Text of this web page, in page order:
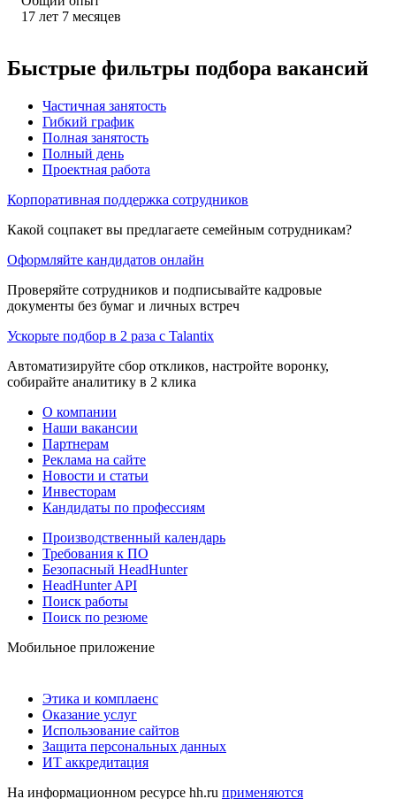
17 лет 7 месяцев
Быстрые фильтры подбора вакансий
Частичная занятость
Гибкий график
Полная занятость
Полный день
Проектная работа
Корпоративная поддержка сотрудников
Какой соцпакет вы предлагаете семейным сотрудникам?
Оформляйте кандидатов онлайн
Проверяйте сотрудников и подписывайте кадровые
документы без бумаг и личных встреч
Ускорьте подбор в 2 раза с Talantix
Автоматизируйте сбор откликов, настройте воронку,
собирайте аналитику в 2 клика
О компании
Наши вакансии
Партнерам
Реклама на сайте
Новости и статьи
Инвесторам
Кандидаты по профессиям
Производственный календарь
Требования к ПО
Безопасный HeadHunter
HeadHunter API
Поиск работы
Поиск по резюме
Мобильное приложение
Этика и комплаенс
Оказание услуг
Использование сайтов
Защита персональных данных
ИТ аккредитация
На информационном ресурсе hh.ru применяются